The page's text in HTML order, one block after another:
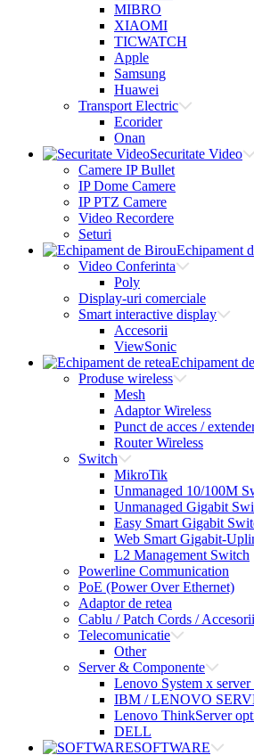
MIBRO
XIAOMI
TICWATCH
Apple
Samsung
Huawei
Transport Electric
Ecorider
Onan
Securitate Video
Camere IP Bullet
IP Dome Camere
IP PTZ Camere
Video Recordere
Seturi
Echipament
Video Conferinta
Poly
Display-uri comerciale
Smart interactive display
Accesorii
ViewSonic
Echipament
Produse wireless
Mesh
Adaptor Wireless
Punct de acces /
Router Wireless
Switch
MikroTik
Unmanaged 10/100M
Unmanaged Gigabit
Easy Smart Gigabit
Web Smart Gigabit-
L2 Management Switch
Powerline Communication
PoE (Power Over Ethernet)
Adaptor de retea
Cablu / Patch Cords / Accesorii
Telecomunicatie
Other
Server & Componente
Lenovo System x server
IBM / LENOVO
Lenovo ThinkServer
DELL
SOFTWARE